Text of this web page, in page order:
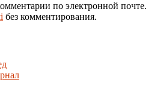
по электронной почте.
без комментирования.